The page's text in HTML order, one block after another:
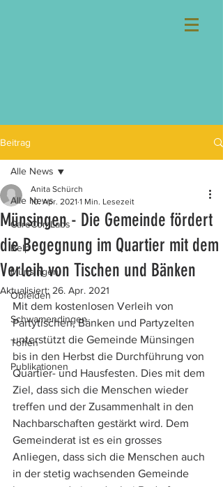
Beitrag
Alle News
CareComLabs
Belp
Münsingen
Obfelden
Schwamendingen
Toffen
Publikationen
Alle News
Münsingen - Die Gemeinde fördert
die Begegnung im Quartier mit dem
Verleih von Tischen und Bänken
Anita Schürch
10. Apr. 2021 1 Min. Lesezeit
Aktualisiert: 26. Apr. 2021
Mit dem kostenlosen Verleih von
Partytischen, Bänken und Partyzelten
unterstützt die Gemeinde Münsingen
bis in den Herbst die Durchführung von
Quartier- und Hausfesten. Dies mit dem
Ziel, dass sich die Menschen wieder
treffen und der Zusammenhalt in den
Nachbarschaften gestärkt wird. Dem
Gemeinderat ist es ein grosses
Anliegen, dass sich die Menschen auch
in der stetig wachsenden Gemeinde